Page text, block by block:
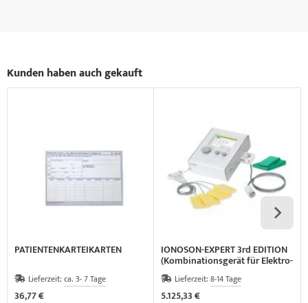
Kunden haben auch gekauft
PATIENTENKARTEIKARTEN
Lieferzeit: ca. 3- 7 Tage
36,77 €
IONOSON-EXPERT 3rd EDITION
(Kombinationsgerät für Elektro-
und Ultraschalltherapie)
Lieferzeit: 8-14 Tage
5.125,33 €